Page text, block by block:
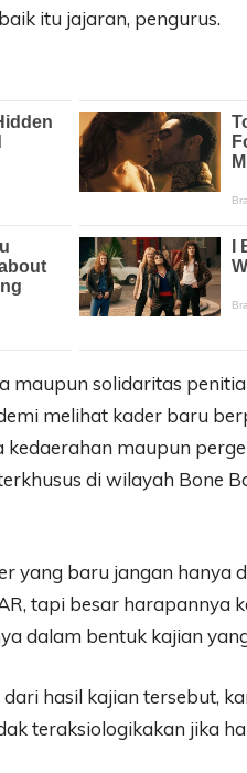
itu jajaran, pengurus.
maupun solidaritas
melihat kader baru
kedaerahan maupun
di wilayah Bone
yang baru jangan hanya
tapi besar harapannya
dalam bentuk kajian
hasil kajian tersebut,
teraksiologikakan jika